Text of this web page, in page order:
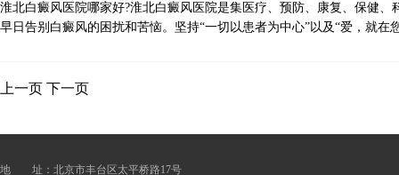
淮北白癜风医院哪家好?淮北白癜风医院是集医疗、预防、康复、保健
早日告别白癜风的困扰和苦恼。坚持“一切以患者为中心”以及“爱，就在
上一页 下一页
地 址：北京市丰台区太平桥路17号